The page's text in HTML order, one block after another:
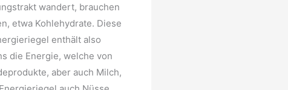
wandert, brauchen
etwa Kohlehydrate. Diese
enthält also
die Energie, welche von
aber auch Milch,